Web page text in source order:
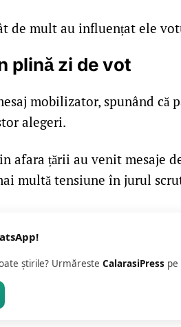
de mult au influențat ele
plină zi de vot
mobilizator, spunând că
alegeri.
afara țării au venit mesaje
multă tensiune în jurul
știrile? Urmăreste CalarasiPress pe